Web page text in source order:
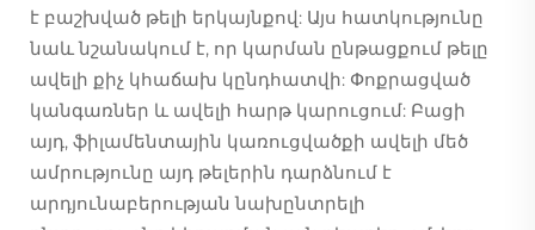
է բաշխված թելի երկայնքով: Այս հատկությունը
նաև նշանակում է, որ կարման ընթացքում թելը
ավելի քիչ կհաճախ կընդհատվի: Փոքրացված
կանգառներ և ավելի հարթ կարուցում: Բացի
այդ, ֆիլամենտային կառուցվածքի ավելի մեծ
ամրությունը այդ թելերին դարձնում է
արդյունաբերության նախընտրելի